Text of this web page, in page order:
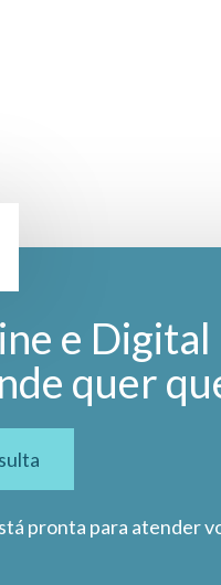
e Digital
quer
pronta para atender